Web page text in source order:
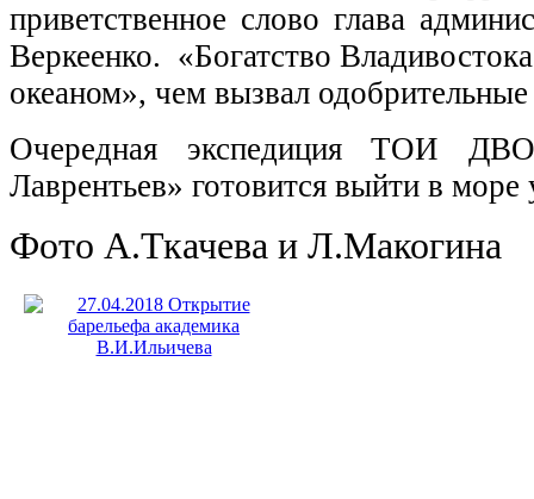
приветственное слово глава
Веркеенко. «Богатство
океаном», чем вызвал
Очередная экспедиция ТОИ
Лаврентьев» готовится выйти в
Фото А.Ткачева и Л.Макогина